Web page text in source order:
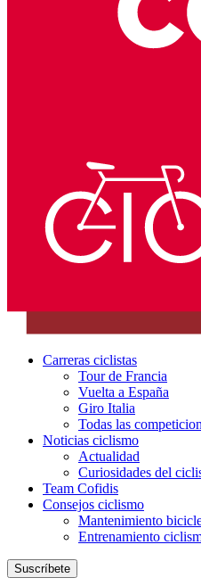
Carreras ciclistas
Tour de Francia
Vuelta a España
Giro Italia
Todas las
Noticias ciclismo
Actualidad
Curiosidades del
Team Cofidis
Consejos ciclismo
Mantenimiento
Entrenamiento
Suscríbete